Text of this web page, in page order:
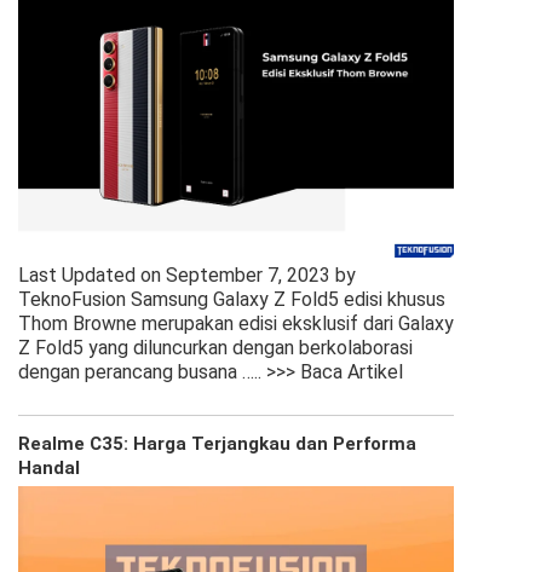
Last Updated on September 7, 2023 by
TeknoFusion Samsung Galaxy Z Fold5 edisi khusus
Thom Browne merupakan edisi eksklusif dari Galaxy
Z Fold5 yang diluncurkan dengan berkolaborasi
dengan perancang busana ….. >>> Baca Artikel
Realme C35: Harga Terjangkau dan Performa
Handal